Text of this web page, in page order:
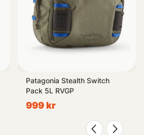
här hos oss i vår kategori
Patagonia Stealth Switch
Pack 5L RVGP
999 kr